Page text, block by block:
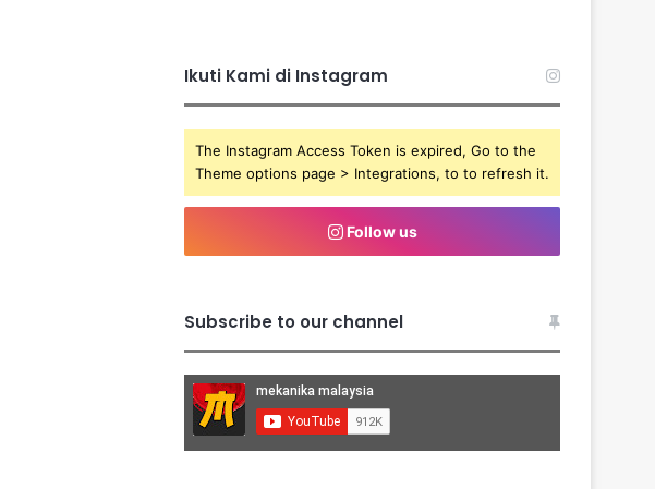
Ikuti Kami di Instagram
The Instagram Access Token is expired, Go to the
Theme options page > Integrations, to to refresh it.
Follow us
Subscribe to our channel